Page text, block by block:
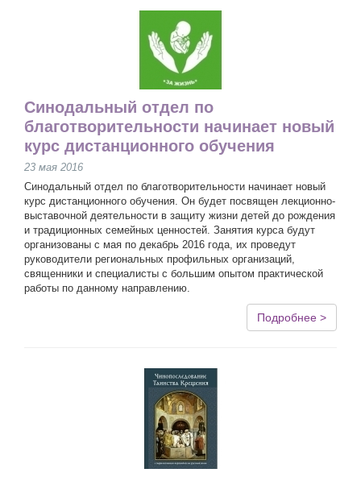
Синодальный отдел по
благотворительности начинает новый
курс дистанционного обучения
23 мая 2016
Синодальный отдел по благотворительности начинает новый
курс дистанционного обучения. Он будет посвящен лекционно-
выставочной деятельности в защиту жизни детей до рождения
и традиционных семейных ценностей. Занятия курса будут
организованы с мая по декабрь 2016 года, их проведут
руководители региональных профильных организаций,
священники и специалисты с большим опытом практической
работы по данному направлению.
Подробнее >